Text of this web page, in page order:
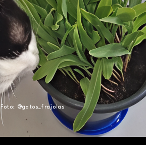
Foto: @gatos_frajolas